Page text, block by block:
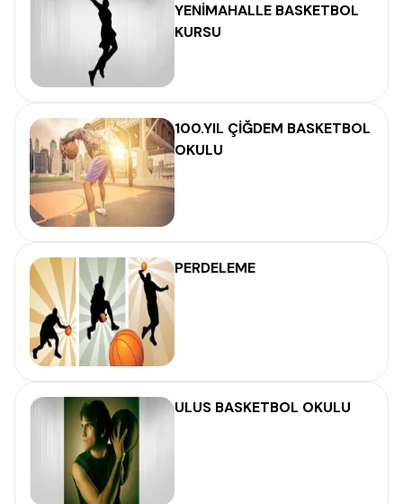
YENİMAHALLE BASKETBOL
KURSU
100.YIL ÇİĞDEM BASKETBOL
OKULU
PERDELEME
ULUS BASKETBOL OKULU